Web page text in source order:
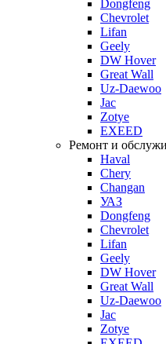
Dongfeng
Chevrolet
Lifan
Geely
DW Hover
Great Wall
Uz-Daewoo
Jac
Zotye
EXEED
Ремонт и
Haval
Chery
Changan
УАЗ
Dongfeng
Chevrolet
Lifan
Geely
DW Hover
Great Wall
Uz-Daewoo
Jac
Zotye